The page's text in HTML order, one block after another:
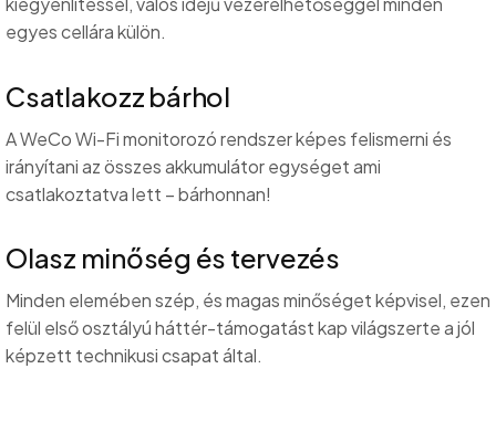
egyes cellára külön.
Csatlakozz bárhol
A WeCo Wi-Fi monitorozó rendszer képes felismerni és
irányítani az összes akkumulátor egységet ami
csatlakoztatva lett – bárhonnan!
Olasz minőség és tervezés
Minden elemében szép, és magas minőséget képvisel, ezen
felül első osztályú háttér-támogatást kap világszerte a jól
képzett technikusi csapat által.